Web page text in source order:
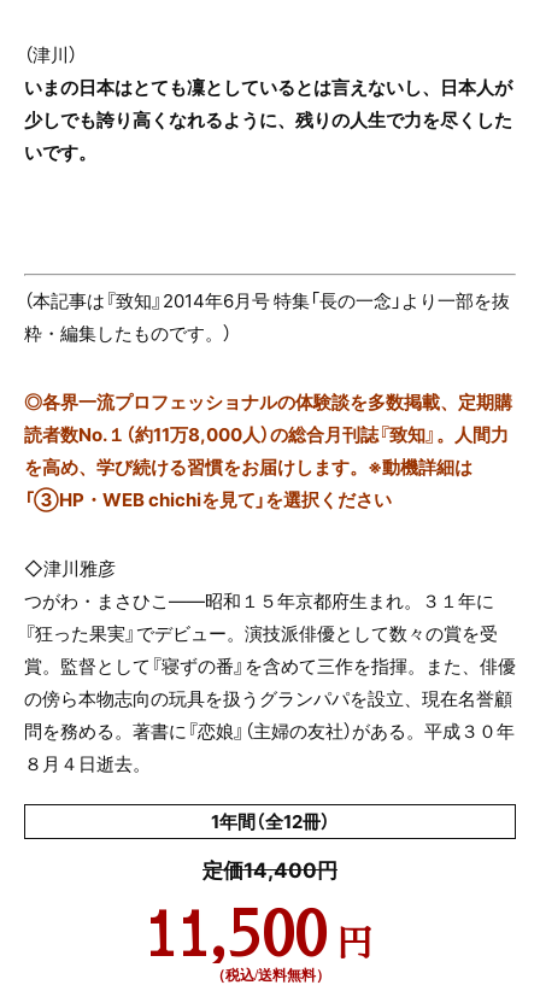
（津川）
いまの日本はとても凜としているとは言えないし、日本人が
少しでも誇り高くなれるように、残りの人生で力を尽くした
いです。
（本記事は『致知』2014年6月号 特集「長の一念」より一部を抜
粋・編集したものです。）
◎各界一流プロフェッショナルの体験談を多数掲載、定期購
読者数No.１（約11万8,000人）の総合月刊誌『致知』。人間力
を高め、学び続ける習慣をお届けします。※動機詳細は
「③HP・WEB chichiを見て」を選択ください
◇津川雅彦
つがわ・まさひこ――昭和１５年京都府生まれ。３１年に
『狂った果実』でデビュー。演技派俳優として数々の賞を受
賞。監督として『寝ずの番』を含めて三作を指揮。また、俳優
の傍ら本物志向の玩具を扱うグランパパを設立、現在名誉顧
問を務める。著書に『恋娘』（主婦の友社）がある。平成３０年
８月４日逝去。
1年間（全12冊）
定価14,400円
11,500 円
（税込/送料無料）